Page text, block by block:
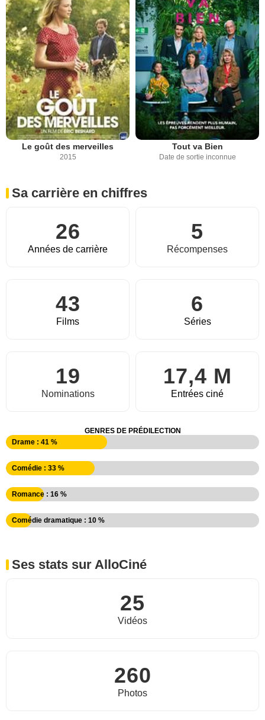
Le goût des merveilles
2015
Tout va Bien
Date de sortie inconnue
Sa carrière en chiffres
26
Années de carrière
5
Récompenses
43
Films
6
Séries
19
Nominations
17,4 M
Entrées ciné
GENRES DE PRÉDILECTION
Drame : 41 %
Comédie : 33 %
Romance : 16 %
Comédie dramatique : 10 %
Ses stats sur AlloCiné
25
Vidéos
260
Photos